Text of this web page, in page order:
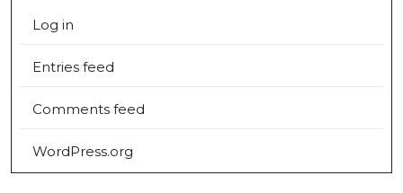
Log in
Entries feed
Comments feed
WordPress.org